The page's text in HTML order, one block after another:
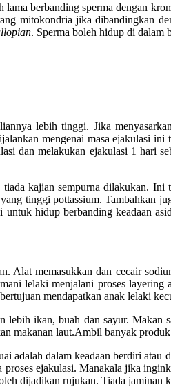
berbanding sperma dengan
mitokondria jika dibandingkan
. Sperma boleh hidup di dalam
lebih tinggi. Jika
mengenai masa ejakulasi
dan melakukan ejakulasi 1 hari
kajian sempurna dilakukan.
tinggi pottassium. Tambahkan
hidup berbanding keadaan
Alat memasukkan dan cecair
lelaki menjalani proses
mendapatkan anak lelaki
ikan, buah dan sayur.
makanan laut.Ambil banyak
adalah dalam keadaan berdiri atau
ejakulasi. Manakala jika
dijadikan rujukan. Tiada jaminan